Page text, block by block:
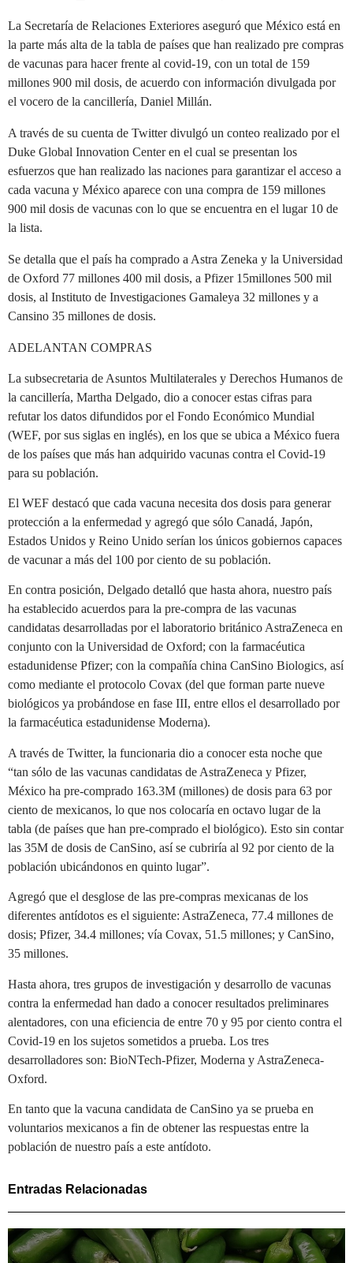
La Secretaría de Relaciones Exteriores aseguró que México está en
la parte más alta de la tabla de países que han realizado pre compras
de vacunas para hacer frente al covid-19, con un total de 159
millones 900 mil dosis, de acuerdo con información divulgada por
el vocero de la cancillería, Daniel Millán.
A través de su cuenta de Twitter divulgó un conteo realizado por el
Duke Global Innovation Center en el cual se presentan los
esfuerzos que han realizado las naciones para garantizar el acceso a
cada vacuna y México aparece con una compra de 159 millones
900 mil dosis de vacunas con lo que se encuentra en el lugar 10 de
la lista.
Se detalla que el país ha comprado a Astra Zeneka y la Universidad
de Oxford 77 millones 400 mil dosis, a Pfizer 15millones 500 mil
dosis, al Instituto de Investigaciones Gamaleya 32 millones y a
Cansino 35 millones de dosis.
ADELANTAN COMPRAS
La subsecretaria de Asuntos Multilaterales y Derechos Humanos de
la cancillería, Martha Delgado, dio a conocer estas cifras para
refutar los datos difundidos por el Fondo Económico Mundial
(WEF, por sus siglas en inglés), en los que se ubica a México fuera
de los países que más han adquirido vacunas contra el Covid-19
para su población.
El WEF destacó que cada vacuna necesita dos dosis para generar
protección a la enfermedad y agregó que sólo Canadá, Japón,
Estados Unidos y Reino Unido serían los únicos gobiernos capaces
de vacunar a más del 100 por ciento de su población.
En contra posición, Delgado detalló que hasta ahora, nuestro país
ha establecido acuerdos para la pre-compra de las vacunas
candidatas desarrolladas por el laboratorio británico AstraZeneca en
conjunto con la Universidad de Oxford; con la farmacéutica
estadunidense Pfizer; con la compañía china CanSino Biologics, así
como mediante el protocolo Covax (del que forman parte nueve
biológicos ya probándose en fase III, entre ellos el desarrollado por
la farmacéutica estadunidense Moderna).
A través de Twitter, la funcionaria dio a conocer esta noche que
“tan sólo de las vacunas candidatas de AstraZeneca y Pfizer,
México ha pre-comprado 163.3M (millones) de dosis para 63 por
ciento de mexicanos, lo que nos colocaría en octavo lugar de la
tabla (de países que han pre-comprado el biológico). Esto sin contar
las 35M de dosis de CanSino, así se cubriría al 92 por ciento de la
población ubicándonos en quinto lugar”.
Agregó que el desglose de las pre-compras mexicanas de los
diferentes antídotos es el siguiente: AstraZeneca, 77.4 millones de
dosis; Pfizer, 34.4 millones; vía Covax, 51.5 millones; y CanSino,
35 millones.
Hasta ahora, tres grupos de investigación y desarrollo de vacunas
contra la enfermedad han dado a conocer resultados preliminares
alentadores, con una eficiencia de entre 70 y 95 por ciento contra el
Covid-19 en los sujetos sometidos a prueba. Los tres
desarrolladores son: BioNTech-Pfizer, Moderna y AstraZeneca-
Oxford.
En tanto que la vacuna candidata de CanSino ya se prueba en
voluntarios mexicanos a fin de obtener las respuestas entre la
población de nuestro país a este antídoto.
Entradas Relacionadas